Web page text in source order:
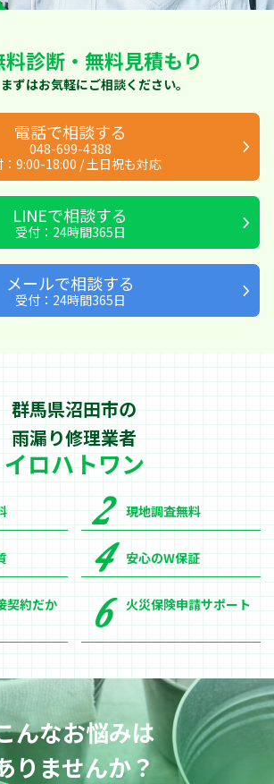
料診断・無料見積もり
まずはお気軽にご相談ください。
電話で相談する
048-699-4388
：9:00-18:00 /土日祝も対応
LINEで相談する
受付：24時間365日
メールで相談する
受付：24時間365日
群馬県沼田市の
雨漏り修理業者
イロハトワン
現地調査無料
安心のW保証
契約だか
火災保険申請サポート
んなお悩みは
りませんか？